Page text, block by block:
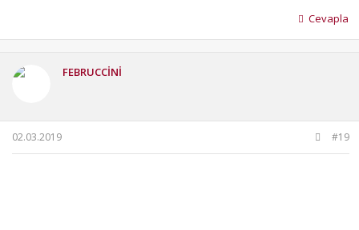
Cevapla
FEBRUCCİNİ
02.03.2019 #19